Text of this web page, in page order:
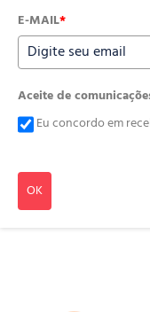
E-MAIL*
Aceite de
Eu concordo em
OK